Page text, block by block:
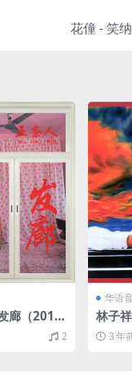
花僮 - 笑
廊（2016/
2
华语
林子
C/分
3 年